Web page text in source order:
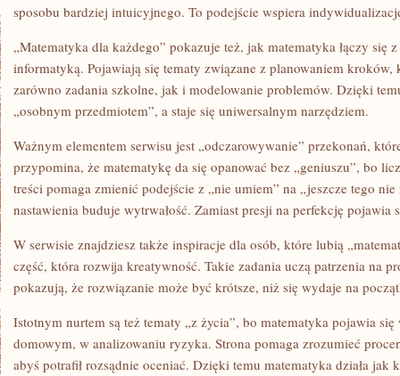
sposobu bardziej intuicyjnego. To podejście wspiera
„Matematyka dla każdego” pokazuje też, jak matematyka łączy się
informatyką. Pojawiają się tematy związane z planowaniem kroków,
zarówno zadania szkolne, jak i modelowanie problemów. Dzięki
„osobnym przedmiotem”, a staje się uniwersalnym narzędziem.
Ważnym elementem serwisu jest „odczarowywanie” przekonań,
przypomina, że matematykę da się opanować bez „geniuszu”, bo
treści pomaga zmienić podejście z „nie umiem” na „jeszcze tego
nastawienia buduje wytrwałość. Zamiast presji na perfekcję pojawia
W serwisie znajdziesz także inspiracje dla osób, które lubią
część, która rozwija kreatywność. Takie zadania uczą patrzenia na
pokazują, że rozwiązanie może być krótsze, niż się wydaje na
Istotnym nurtem są też tematy „z życia”, bo matematyka pojawia
domowym, w analizowaniu ryzyka. Strona pomaga zrozumieć
abyś potrafił rozsądnie oceniać. Dzięki temu matematyka działa jak